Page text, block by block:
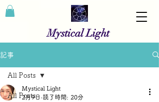
Mystical Light
記事
All Posts
All Posts
Mystical Light
2月9日 読了時間: 20分